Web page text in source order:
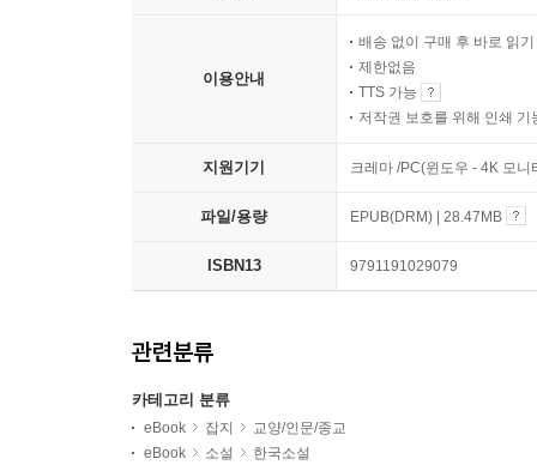
이용안내
배송 없이 구매 후 바로 읽기
제한없음
TTS 가능
저작권 보호를 위해 인쇄 기
지원기기 크레마 /PC(윈도우 - 4K 모
파일/용량 EPUB(DRM) | 28.47MB
ISBN13 9791191029079
관련분류
카테고리 분류
eBook 잡지
교양/인문/종교
eBook
소설 한국소설